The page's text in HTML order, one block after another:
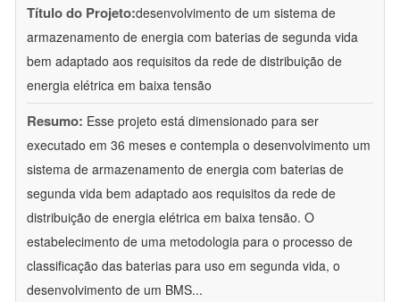
Título do Projeto:desenvolvimento de um sistema de
armazenamento de energia com baterias de segunda vida
bem adaptado aos requisitos da rede de distribuição de
energia elétrica em baixa tensão
Resumo: Esse projeto está dimensionado para ser
executado em 36 meses e contempla o desenvolvimento um
sistema de armazenamento de energia com baterias de
segunda vida bem adaptado aos requisitos da rede de
distribuição de energia elétrica em baixa tensão. O
estabelecimento de uma metodologia para o processo de
classificação das baterias para uso em segunda vida, o
desenvolvimento de um BMS...